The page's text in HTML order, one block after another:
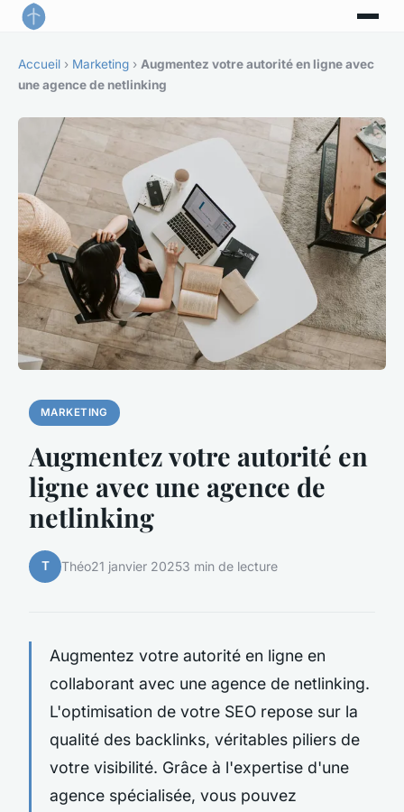
Accueil › Marketing › Augmentez votre autorité en ligne avec
une agence de netlinking
MARKETING
Augmentez votre autorité en
ligne avec une agence de
netlinking
T Théo21 janvier 20253 min de lecture
Augmentez votre autorité en ligne en
collaborant avec une agence de netlinking.
L'optimisation de votre SEO repose sur la
qualité des backlinks, véritables piliers de
votre visibilité. Grâce à l'expertise d'une
agence spécialisée, vous pouvez